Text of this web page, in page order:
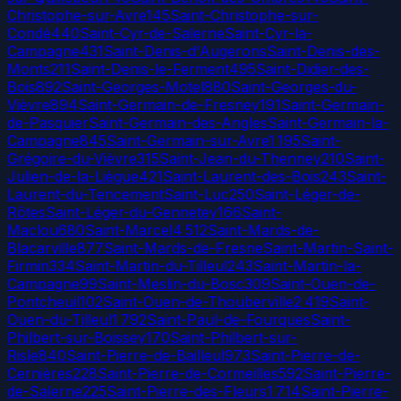
Christophe-sur-Avre145Saint-Christophe-sur-
Condé440Saint-Cyr-de-SalerneSaint-Cyr-la-
Campagne431Saint-Denis-d'AugeronsSaint-Denis-des-
Monts211Saint-Denis-le-Ferment495Saint-Didier-des-
Bois892Saint-Georges-Motel880Saint-Georges-du-
Vièvre894Saint-Germain-de-Fresney191Saint-Germain-
de-PasquierSaint-Germain-des-AnglesSaint-Germain-la-
Campagne845Saint-Germain-sur-Avre1 195Saint-
Grégoire-du-Vièvre315Saint-Jean-du-Thenney210Saint-
Julien-de-la-Liègue421Saint-Laurent-des-Bois243Saint-
Laurent-du-TencementSaint-Luc250Saint-Léger-de-
RôtesSaint-Léger-du-Gennetey166Saint-
Maclou680Saint-Marcel4 512Saint-Mards-de-
Blacarville877Saint-Mards-de-FresneSaint-Martin-Saint-
Firmin334Saint-Martin-du-Tilleul243Saint-Martin-la-
Campagne99Saint-Meslin-du-Bosc309Saint-Ouen-de-
Pontcheuil102Saint-Ouen-de-Thouberville2 419Saint-
Ouen-du-Tilleul1 792Saint-Paul-de-FourquesSaint-
Philbert-sur-Boissey170Saint-Philbert-sur-
Risle840Saint-Pierre-de-Bailleul973Saint-Pierre-de-
Cernières228Saint-Pierre-de-Cormeilles592Saint-Pierre-
de-Salerne225Saint-Pierre-des-Fleurs1 714Saint-Pierre-